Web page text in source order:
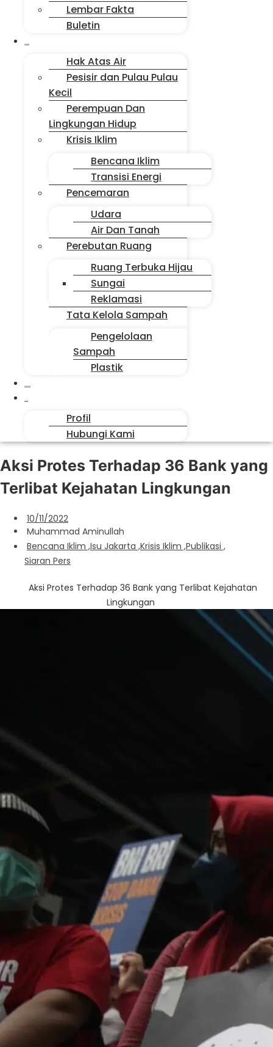
Lembar Fakta
Buletin
Hak Atas Air
Pesisir dan Pulau Pulau
Kecil
Perempuan Dan
Lingkungan Hidup
Krisis Iklim
Bencana Iklim
Transisi Energi
Pencemaran
Udara
Air Dan Tanah
Perebutan Ruang
Ruang Terbuka Hijau
Sungai
Reklamasi
Tata Kelola Sampah
Pengelolaan
Sampah
Plastik
Profil
Hubungi Kami
Aksi Protes Terhadap 36 Bank yang
Terlibat Kejahatan Lingkungan
10/11/2022
Muhammad Aminullah
Bencana Iklim ,Isu Jakarta ,Krisis Iklim ,Publikasi ,
Siaran Pers
Aksi Protes Terhadap 36 Bank yang Terlibat Kejahatan
Lingkungan